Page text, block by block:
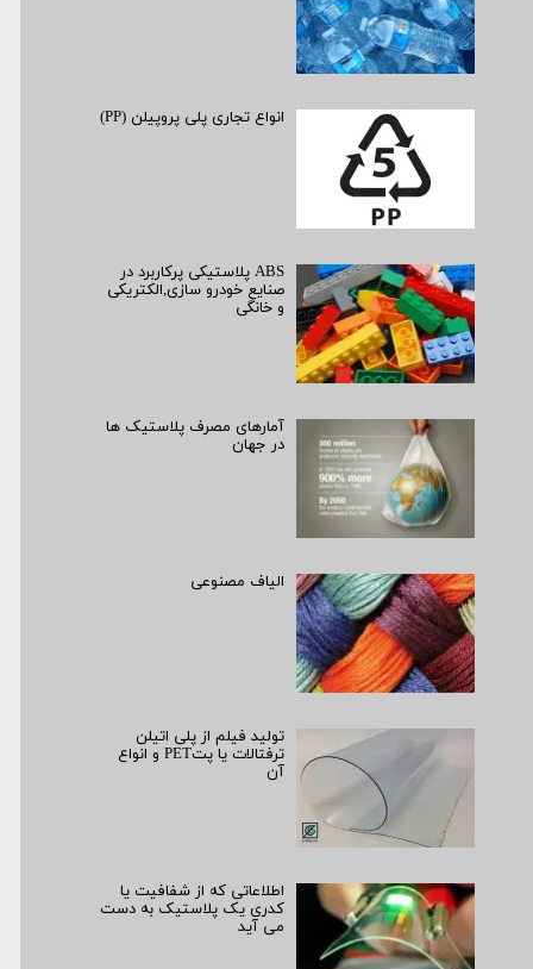
انواع تجاری پلی پروپیلن (PP)
ABS پلاستیکی پرکاربرد در
صنایع خودرو سازی,الکتریکی
و خانگی
آمارهای مصرف پلاستیک ها
در جهان
الیاف مصنوعی
تولید فیلم از پلی اتیلن
ترفتالات یا پتPET و انواع
آن
اطلاعاتی که از شفافیت یا
کدری یک پلاستیک به دست
می آید